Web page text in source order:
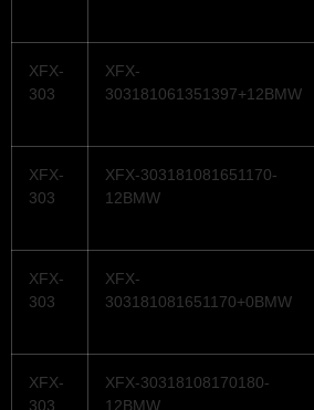
XFX-
303
XFX-
303181061351397+12BMW
XFX-
303
XFX-303181081651170-
12BMW
XFX-
303
XFX-
303181081651170+0BMW
XFX-
303
XFX-30318108170180-
12BMW